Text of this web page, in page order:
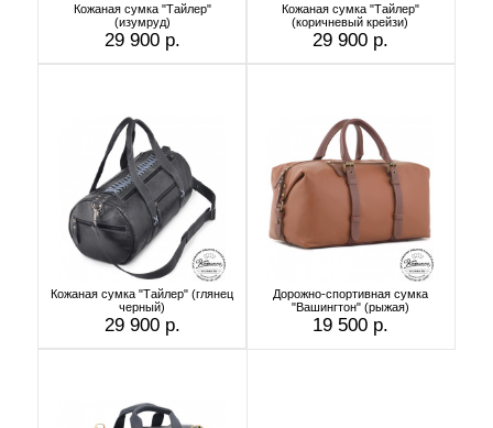
Кожаная сумка "Тайлер"
(изумруд)
29 900 р.
Кожаная сумка "Тайлер"
(коричневый крейзи)
29 900 р.
Кожаная сумка "Тайлер" (глянец
черный)
29 900 р.
Дорожно-спортивная сумка
"Вашингтон" (рыжая)
19 500 р.